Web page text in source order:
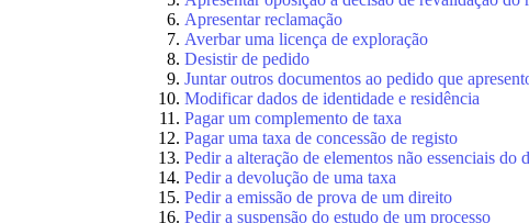
Apresentar reclamação
Averbar uma licença de exploração
Desistir de pedido
Juntar outros documentos ao pedido que
Modificar dados de identidade e residência
Pagar um complemento de taxa
Pagar uma taxa de concessão de registo
Pedir a alteração de elementos não essenciais do
Pedir a devolução de uma taxa
Pedir a emissão de prova de um direito
Pedir a suspensão do estudo de um processo